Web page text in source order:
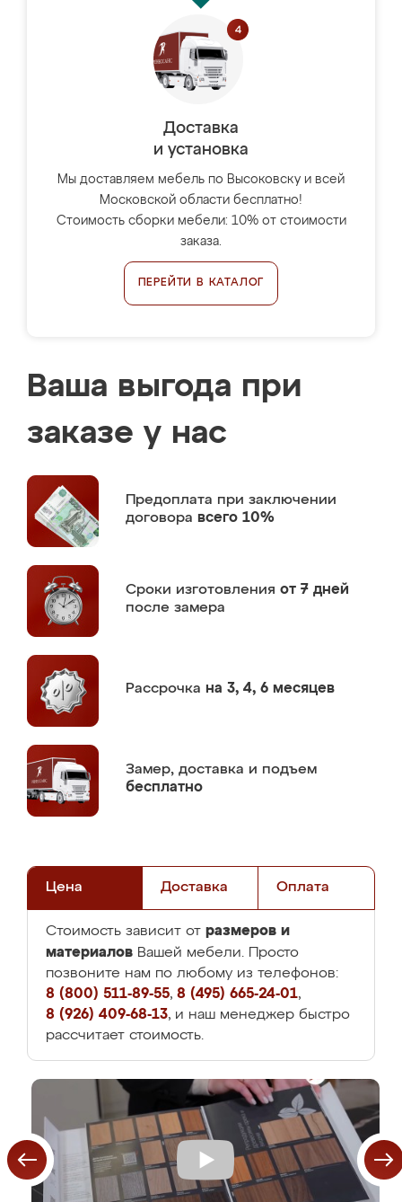
Доставка
и установка
Мы доставляем мебель по Высоковску и всей
Московской области бесплатно!
Стоимость сборки мебели: 10% от стоимости
заказа.
ПЕРЕЙТИ В КАТАЛОГ
Ваша выгода при
заказе у нас
Предоплата при заключении
договора всего 10%
Сроки изготовления от 7 дней
после замера
Рассрочка на 3, 4, 6 месяцев
Замер, доставка и подъем
бесплатно
Цена Доставка Оплата
Стоимость зависит от размеров и
материалов Вашей мебели. Просто
позвоните нам по любому из телефонов:
8 (800) 511-89-55, 8 (495) 665-24-01,
8 (926) 409-68-13, и наш менеджер быстро
рассчитает стоимость.